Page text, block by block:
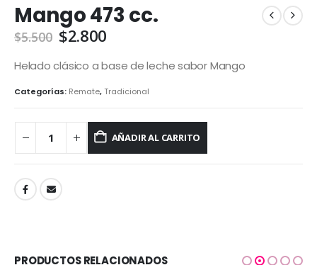
Mango 473 cc.
$5.500 El
precio
original
$5.500.
$2.800El
actual
$2.800.
Helado clásico a base de leche sabor Mango
Categorías: Remate,Tradicional
AÑADIR AL CARRITO
PRODUCTOS RELACIONADOS